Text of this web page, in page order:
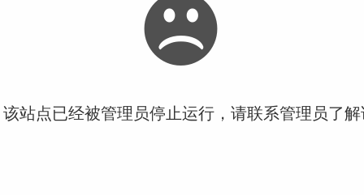
站点已经被管理员停止运行，请联系管理员了